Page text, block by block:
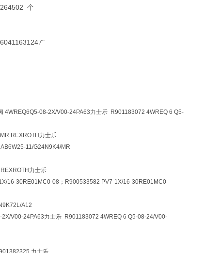
个
4WREQ6Q5-08-2X/V00-24PA63力士乐 R901183072 4WREQ 6 Q5-
REXROTH力士乐
11/G24N9K4/MR
力士乐
16-30RE01MC0-08；R900533582 PV7-1X/16-30RE01MC0-
A12
V00-24PA63力士乐 R901183072 4WREQ 6 Q5-08-24/V00-
力士乐